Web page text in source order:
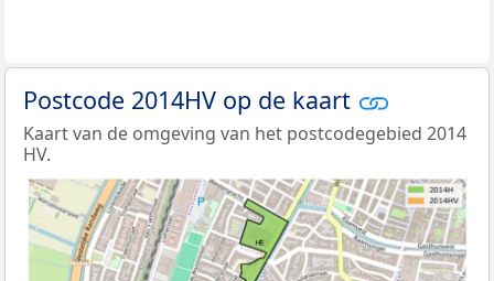
Postcode 2014HV op de kaart
Kaart van de omgeving van het postcodegebied 2014
HV.